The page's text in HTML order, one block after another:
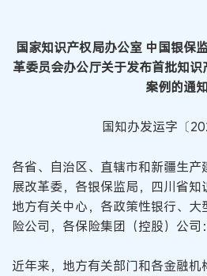
国家知识产权局办公室 中国银保
革委员会办公厅关于发布首批知
案例的通知
国知办发运字〔
各省、自治区、直辖市和新疆生
展改革委，各银保监局，四川省
地方有关中心，各政策性银行、
险公司，各保险集团（控股）公司：
近年来，地方有关部门和各金融